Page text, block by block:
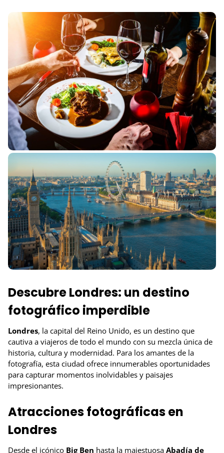
Descubre Londres: un destino
fotográfico imperdible
Londres, la capital del Reino Unido, es un destino que
cautiva a viajeros de todo el mundo con su mezcla única de
historia, cultura y modernidad. Para los amantes de la
fotografía, esta ciudad ofrece innumerables oportunidades
para capturar momentos inolvidables y paisajes
impresionantes.
Atracciones fotográficas en
Londres
Desde el icónico Big Ben hasta la majestuosa Abadía de